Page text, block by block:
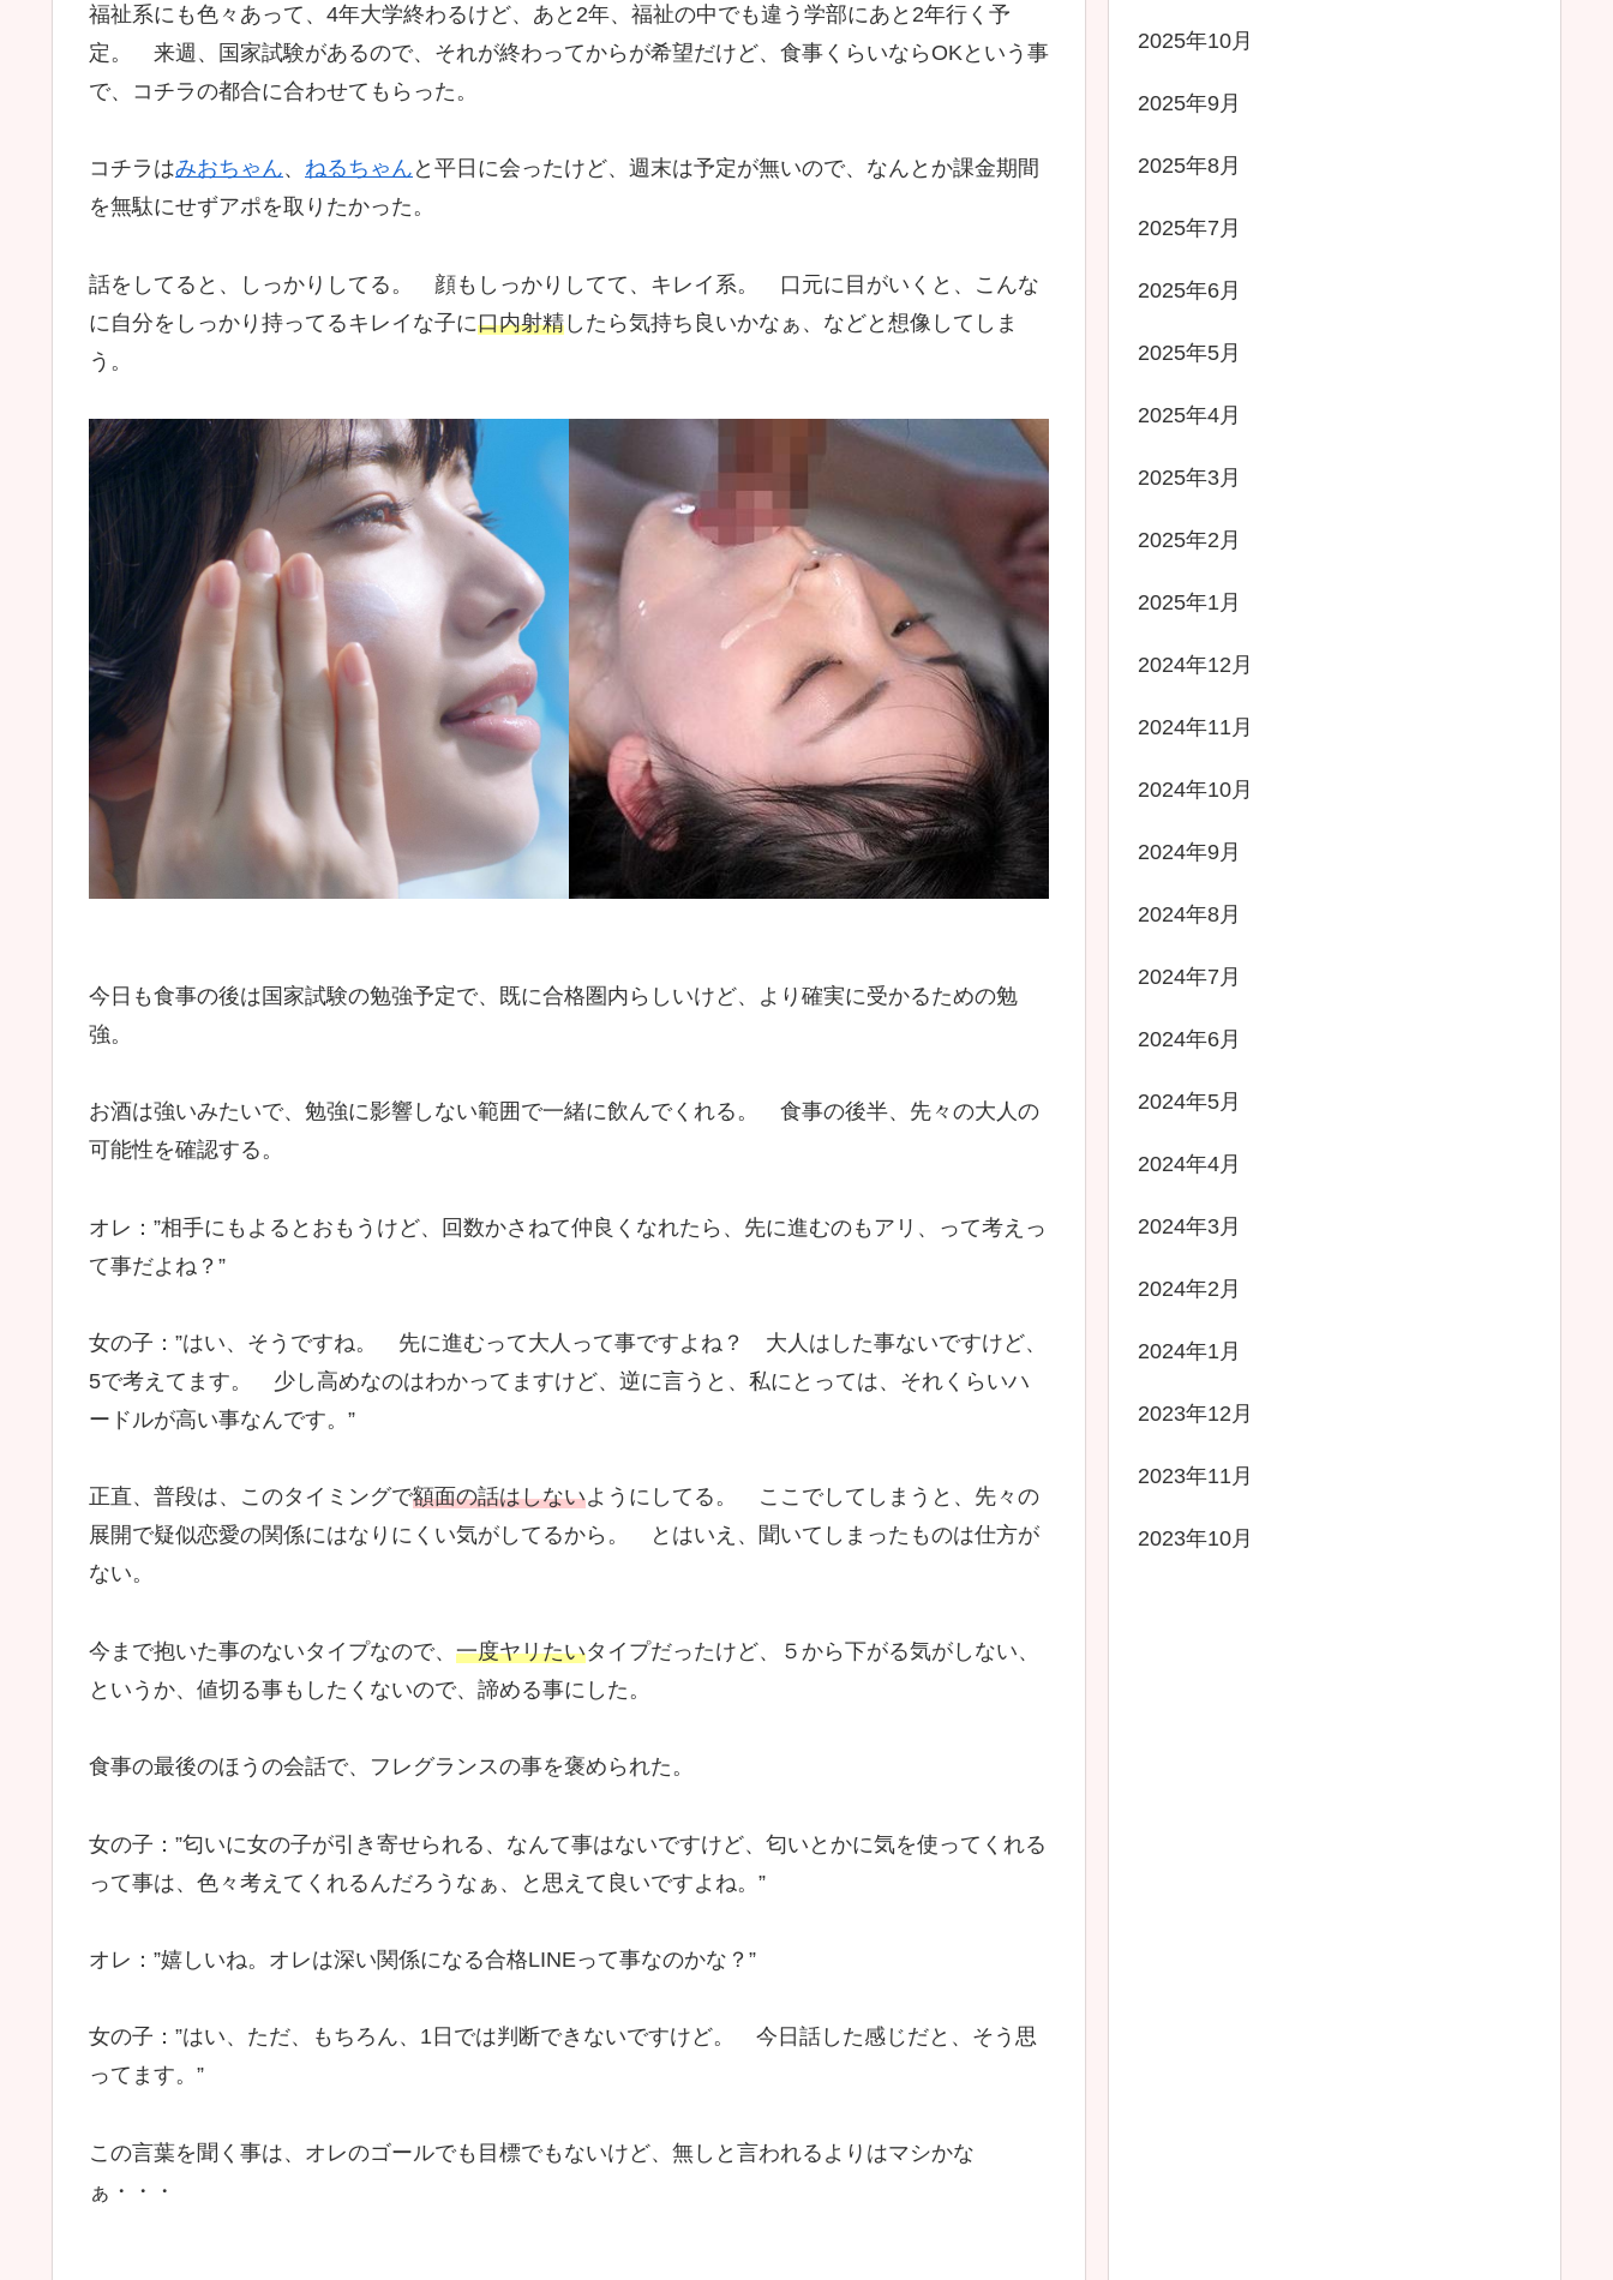
福祉系にも色々あって、4年大学終わるけど、あと2年、福祉の中でも違う学部にあと2年行く予
定。 来週、国家試験があるので、それが終わってからが希望だけど、食事くらいならOKという事
で、コチラの都合に合わせてもらった。
コチラはみおちゃん、 ねるちゃん と平日に会ったけど、週末は予定が無いので、なんとか課金期間
を無駄にせずアポを取りたかった。
話をしてると、しっかりしてる。 顔もしっかりしてて、キレイ系。 口元に目がいくと、こんな
に自分をしっかり持ってるキレイな子に口内射精 したら気持ち良いかなぁ、などと想像してしま
う。
今日も食事の後は国家試験の勉強予定で、既に合格圏内らしいけど、より確実に受かるための勉
強。
お酒は強いみたいで、勉強に影響しない範囲で一緒に飲んでくれる。 食事の後半、先々の大人の
可能性を確認する。
オレ：”相手にもよるとおもうけど、回数かさねて仲良くなれたら、先に進むのもアリ、って考えっ
て事だよね？”
女の子：”はい、そうですね。 先に進むって大人って事ですよね？ 大人はした事ないですけど、
5で考えてます。 少し高めなのはわかってますけど、逆に言うと、私にとっては、それくらいハ
ードルが高い事なんです。”
正直、普段は、このタイミングで額面の話はしないようにしてる。 ここでしてしまうと、先々の
展開で疑似恋愛の関係にはなりにくい気がしてるから。 とはいえ、聞いてしまったものは仕方が
ない。
今まで抱いた事のないタイプなので、 一度ヤリたいタイプだったけど、５から下がる気がしない、
というか、値切る事もしたくないので、諦める事にした。
食事の最後のほうの会話で、フレグランスの事を褒められた。
女の子：”匂いに女の子が引き寄せられる、なんて事はないですけど、匂いとかに気を使ってくれる
って事は、色々考えてくれるんだろうなぁ、と思えて良いですよね。”
オレ：”嬉しいね。オレは深い関係になる合格LINEって事なのかな？”
女の子：”はい、ただ、もちろん、1日では判断できないですけど。 今日話した感じだと、そう思
ってます。”
この言葉を聞く事は、オレのゴールでも目標でもないけど、無しと言われるよりはマシかな
ぁ・・・
2025年10月
2025年9月
2025年8月
2025年7月
2025年6月
2025年5月
2025年4月
2025年3月
2025年2月
2025年1月
2024年12月
2024年11月
2024年10月
2024年9月
2024年8月
2024年7月
2024年6月
2024年5月
2024年4月
2024年3月
2024年2月
2024年1月
2023年12月
2023年11月
2023年10月